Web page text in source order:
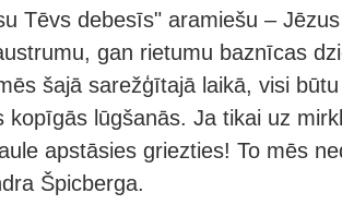
Tēvs debesīs" aramiešu –
gan rietumu baznīcas
šajā sarežģītajā laikā, visi
kopīgās lūgšanās. Ja tikai uz
apstāsies griezties! To mēs
Špicberga.